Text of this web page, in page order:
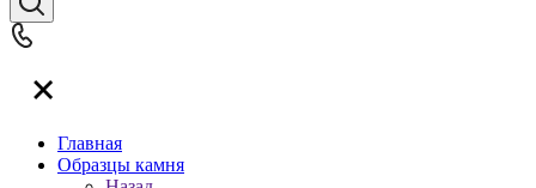
Главная
Образцы камня